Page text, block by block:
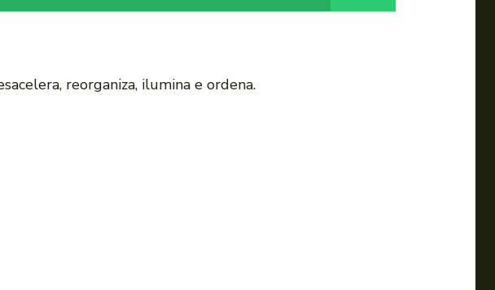
reorganiza, ilumina e ordena.